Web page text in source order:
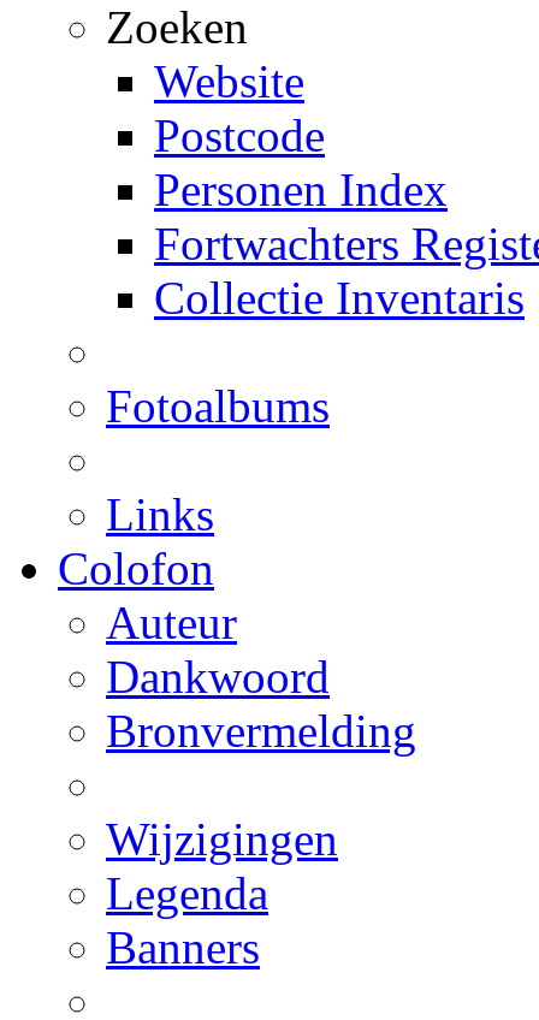
Zoeken
Website
Postcode
Personen Index
Fortwachters
Collectie Inventaris
Fotoalbums
Links
Colofon
Auteur
Dankwoord
Bronvermelding
Wijzigingen
Legenda
Banners